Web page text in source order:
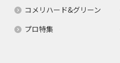
コメリハード&グリーン
プロ特集